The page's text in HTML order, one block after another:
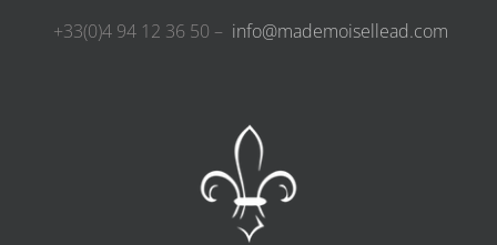
+33(0)4 94 12 36 50 – info@mademoisellead.com